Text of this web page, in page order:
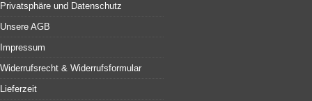
Privatsphäre und Datenschutz
Unsere AGB
Impressum
Widerrufsrecht & Widerrufsformular
Lieferzeit